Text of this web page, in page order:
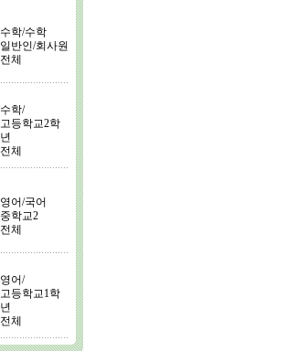
수학/수학
일반인/회사원
전체
수학/
고등학교2학
년
전체
영어/국어
중학교2
전체
영어/
고등학교1학
년
전체